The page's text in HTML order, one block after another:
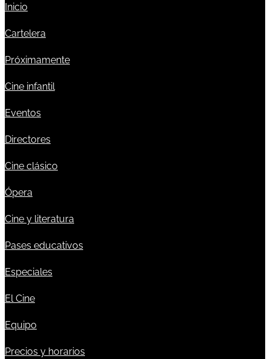
Inicio
Cartelera
Próximamente
Cine infantil
Eventos
Directores
Cine clásico
Ópera
Cine y literatura
Pases educativos
Especiales
El Cine
Equipo
Precios y horarios